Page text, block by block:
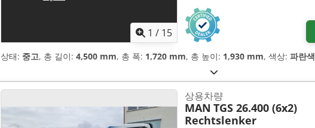
1 / 15
상태: 중고, 총 길이: 4,500 mm, 총 폭: 1,720 mm, 총 높이: 1,930 mm, 색상: 파란색
상용차량
MAN TGS 26.400 (6x2)
Rechtslenker